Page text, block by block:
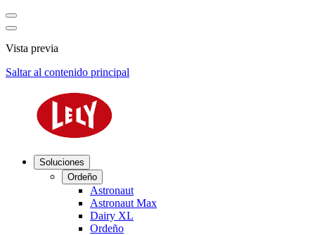
Vista previa
Saltar al contenido principal
Soluciones
Ordeño
Astronaut
Astronaut Max
Dairy XL
Ordeño